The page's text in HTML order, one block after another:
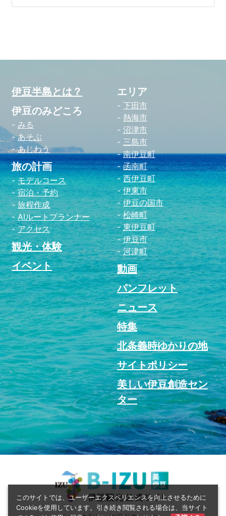
このサイトでは、ユーザーエクスペリエンスを向上させるために
Cookieを使用しています。引き続き閲覧される場合は、当サイト
伊豆半島とは？
伊豆のみどころ
みる
あそぶ
あじわう
旅の計画
モデルコース
宿泊・予約
旅程作成
AIルートプランナー
アクセス
観光・体験
イベント
エリア
下田市
熱海市
沼津市
三島市
南伊豆町
函南町
西伊豆町
伊東市
伊豆の国市
松崎町
東伊豆町
伊豆市
河津町
動画
パンフレット
ニュース
特集
北条義時ゆかりの地
サイトポリシー
美しい伊豆創造セン
ター